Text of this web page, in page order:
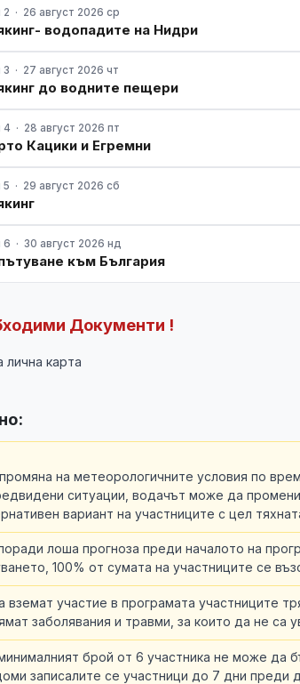
Ден 2 · 26 август 2026 ср
водопадите на Нидри
Ден 3 · 27 август 2026 чт
до водните пещери
Ден 4 · 28 август 2026 пт
Кацики и Егремни
Ден 5 · 29 август 2026 сб
Ден 6 · 30 август 2026 нд
към България
Документи !
лична карта
на метеорологичните условия по
ситуации, водачът може да
вариант на участниците с цел
лоша прогноза преди началото на
100% от сумата на участниците се
вземат участие в програмата участниците
заболявания и травми, за които да не са
брой от 6 участника не може да
записалите се участници до 7 дни преди